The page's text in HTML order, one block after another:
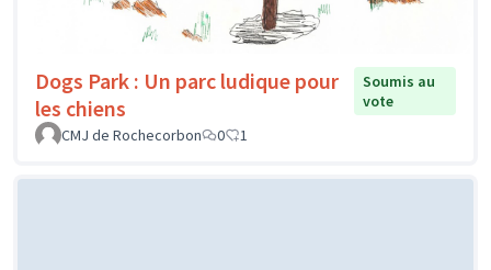
Dogs Park : Un parc ludique pour
les chiens
Soumis au
vote
CMJ de Rochecorbon
0 1